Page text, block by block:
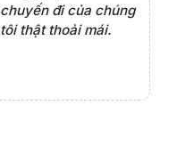
tâm, chu đáo, sẽ tiếp
tục sử dụng trong